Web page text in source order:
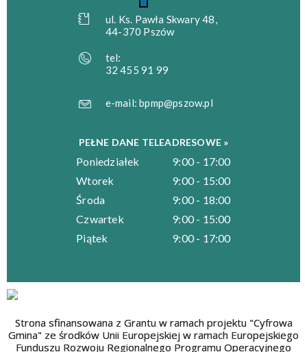
ul. Ks. Pawła Skwary 48,
44-370 Pszów
tel:
32 455 91 99
e-mail:bpmp@pszow.pl
PEŁNE DANE TELEADRESOWE »
Poniedziałek
9:00 - 17:00
Wtorek
9:00 - 15:00
Środa
9:00 - 18:00
Czwartek
9:00 - 15:00
Piątek
9:00 - 17:00
Strona sfinansowana z Grantu w ramach projektu "Cyfrowa
Gmina" ze środków Unii Europejskiej w ramach Europejskiego
Funduszu Rozwoju Regionalnego Programu Operacyjnego